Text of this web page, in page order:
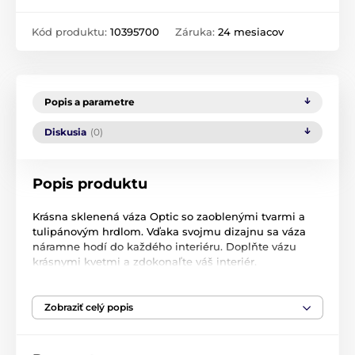
Kód produktu: 10395700 Záruka: 24 mesiacov
Popis a parametre
Diskusia (0)
Popis produktu
Krásna sklenená váza Optic so zaoblenými tvarmi a
tulipánovým hrdlom. Vďaka svojmu dizajnu sa váza
náramne hodí do každého interiéru. Doplňte vázu
krásnymi kvetmi a zdokonaľte váš interiér.
Farba: číra
Zobraziť celý popis